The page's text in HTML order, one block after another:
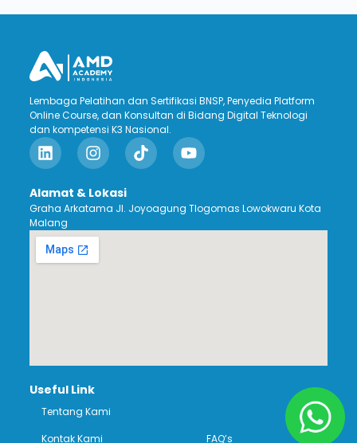
Lembaga Pelatihan dan Sertifikasi BNSP, Penyedia Platform
Online Course, dan Konsultan di Bidang Digital Teknologi
dan kompetensi K3 Nasional.
Alamat & Lokasi
Graha Arkatama Jl. Joyoagung Tlogomas Lowokwaru Kota
Malang
Useful Link
Tentang Kami
Kontak Kami
FAQ’s